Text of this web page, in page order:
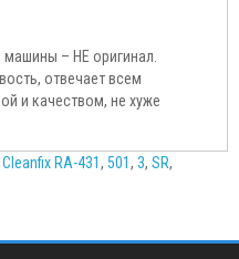
– НЕ оригинал.
отвечает всем
и качеством, не хуже
RA-431, 501, 3, SR,